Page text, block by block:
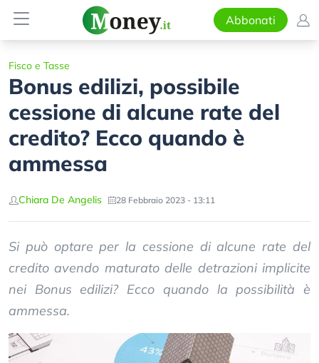
Abbonati
Fisco e Tasse
Bonus edilizi, possibile
cessione di alcune rate del
credito? Ecco quando è
ammessa
Chiara De Angelis 28 Febbraio 2023 - 13:11
Si può optare per la cessione di alcune rate del
credito avendo maturato delle detrazioni implicite
nei Bonus edilizi? Ecco quando la possibilità è
ammessa.